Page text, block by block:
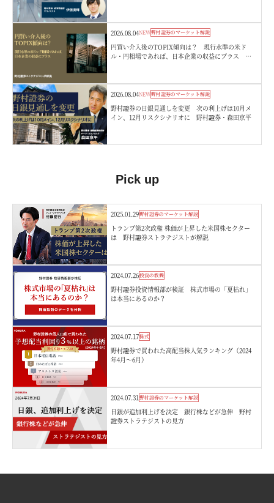
2026.08.04NEW野村證券のマーケット解説
円買い介入後のTOPIX傾向は？ 現行水準の米ド
ル・円相場であれば、日本企業の収益にプラス 野
2026.08.04NEW野村證券のマーケット解説
野村證券の日銀見通しを変更 次の利上げは10月メ
イン、12月リスクシナリオに 野村證券・森田京平
Pick up
2025.01.29野村證券のマーケット解説
トランプ第2次政権 株価が上昇した米国株セクター
は 野村證券ストラテジストが解説
2024.07.26投資の教養
野村證券投資情報部が検証 株式市場の「夏枯れ」
は本当にあるのか？
2024.07.17株式
野村證券で買われた高配当株人気ランキング（2024
年4月～6月）
2024.07.31野村證券のマーケット解説
日銀が追加利上げを決定 銀行株などが急伸 野村
證券ストラテジストの見方